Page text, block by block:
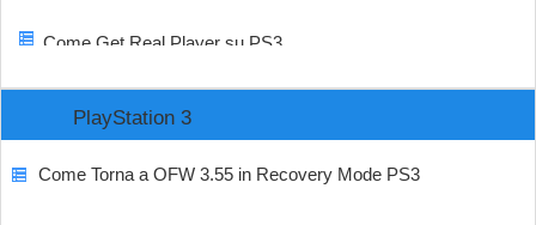
Come Get Real Player su PS3
PlayStation 3
Come Torna a OFW 3.55 in Recovery Mode PS3